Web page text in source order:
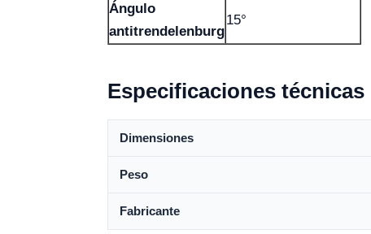
Ángulo
antitrendelenburg
15°
Especificaciones técnicas
Dimensiones
Peso
Fabricante